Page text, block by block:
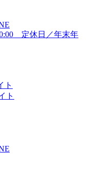
定休日／年末年
ト
ト